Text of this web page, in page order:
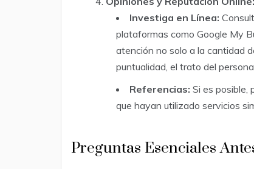
Investiga en Línea:
plataformas como Google My
atención no solo a la cantidad
puntualidad, el trato del
Referencias: Si es posible,
que hayan utilizado servicios
Preguntas Esenciales